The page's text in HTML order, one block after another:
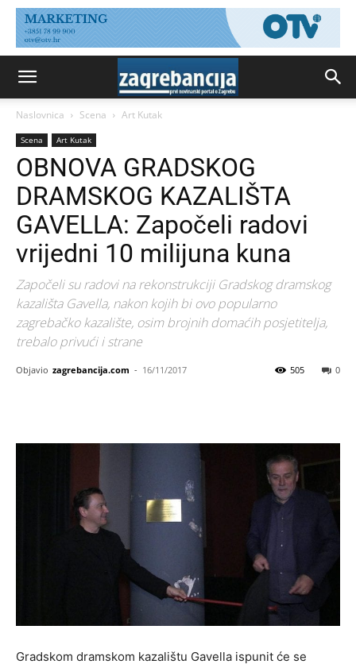
Naslovnica Scena Art Kutak
Scena Art Kutak
OBNOVA GRADSKOG
DRAMSKOG KAZALIŠTA
GAVELLA: Započeli radovi
vrijedni 10 milijuna kuna
Započeli su radovi na rekonstrukciji Gradskog dramskog
kazališta Gavella, nakon kojih bi ovo popularno
zagrebačko kazalište, osim brojnih domaćih posjetitelja,
trebalo privući i strane
Objavio zagrebancija.com - 16/11/2017 0
505
Gradskom dramskom kazalištu Gavella ispunit će se